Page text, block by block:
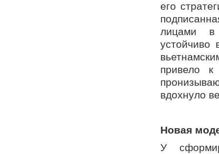
его
лицами в
устойчиво
привело к
вдохнуло
Новая
У